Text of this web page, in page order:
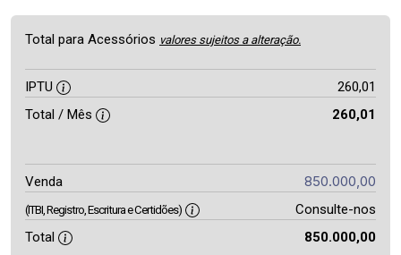
Total para Acessórios valores sujeitos a alteração.
IPTU
260,01
Total / Mês
260,01
Venda 850.000,00
(ITBI, Registro, Escritura e Certidões)
Consulte-nos
Total
850.000,00